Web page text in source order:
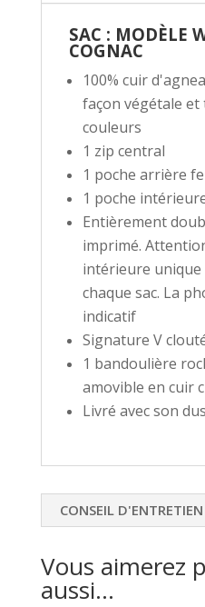
SAC : MODÈLE
COGNAC
100% cuir
façon végétale et
couleurs
1 zip central
1 poche arrière
1 poche
Entièrement
imprimé.
intérieure
chaque sac. La
indicatif
Signature V
1 bandoulière
amovible en cuir
Livré avec son
CONSEIL D'ENTRETIEN
Vous aimerez
aussi…